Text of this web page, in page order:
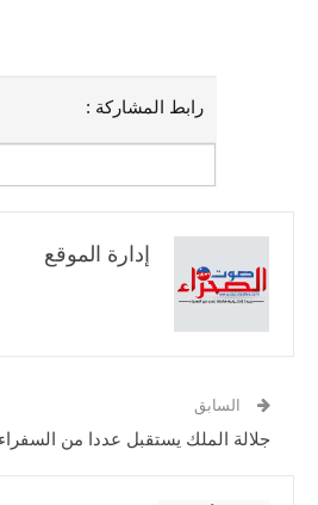
رابط المشاركة :
إدارة الموقع
السابق
جلالة الملك يستقبل عددا من